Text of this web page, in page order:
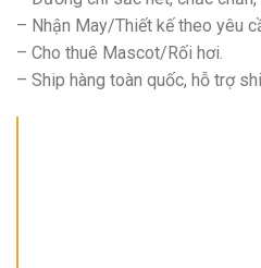
– Nhận May/Thiết kế theo yêu
– Cho thuê Mascot/Rối hơi.
– Ship hàng toàn quốc, hỗ trợ